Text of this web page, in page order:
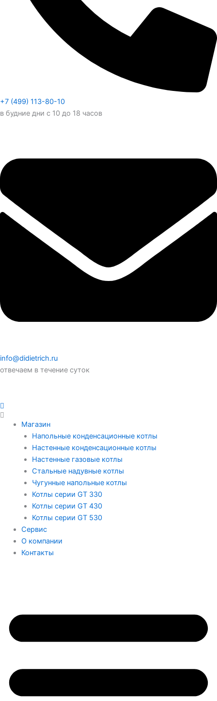
+7 (499) 113-80-10
в будние дни с 10 до 18 часов
info@didietrich.ru
отвечаем в течение суток
Магазин
Напольные конденсационные котлы
Настенные конденсационные котлы
Настенные газовые котлы
Стальные надувные котлы
Чугунные напольные котлы
Котлы серии GT 330
Котлы серии GT 430
Котлы серии GT 530
Сервис
О компании
Контакты